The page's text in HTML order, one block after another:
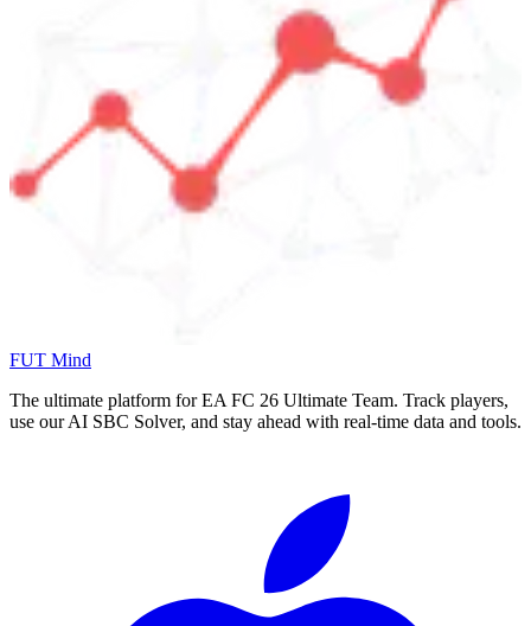
FUT Mind
The ultimate platform for EA FC 26 Ultimate Team. Track players,
use our AI SBC Solver, and stay ahead with real-time data and tools.